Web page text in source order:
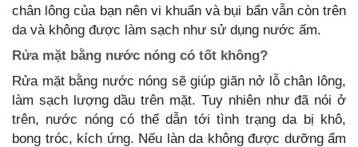
chân lông của bạn nên vi khuẩn và bụi bẩn vẫn còn trên
da và không được làm sạch như sử dụng nước ấm.
Rửa mặt bằng nước nóng có tốt không?
Rửa mặt bằng nước nóng sẽ giúp giãn nở lỗ chân lông,
làm sạch lượng dầu trên mặt. Tuy nhiên như đã nói ở
trên, nước nóng có thể dẫn tới tình trạng da bị khô,
bong tróc, kích ứng. Nếu làn da không được dưỡng ẩm